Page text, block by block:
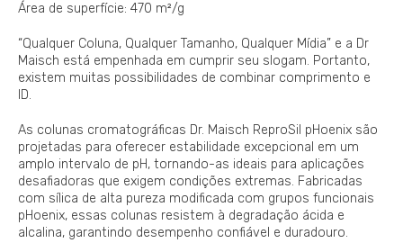
Área de superfície: 470 m²/g
“Qualquer Coluna, Qualquer Tamanho, Qualquer Mídia” e a Dr
Maisch está empenhada em cumprir seu slogam. Portanto,
existem muitas possibilidades de combinar comprimento e
ID.
As colunas cromatográficas Dr. Maisch ReproSil pHoenix são
projetadas para oferecer estabilidade excepcional em um
amplo intervalo de pH, tornando-as ideais para aplicações
desafiadoras que exigem condições extremas. Fabricadas
com sílica de alta pureza modificada com grupos funcionais
pHoenix, essas colunas resistem à degradação ácida e
alcalina, garantindo desempenho confiável e duradouro.